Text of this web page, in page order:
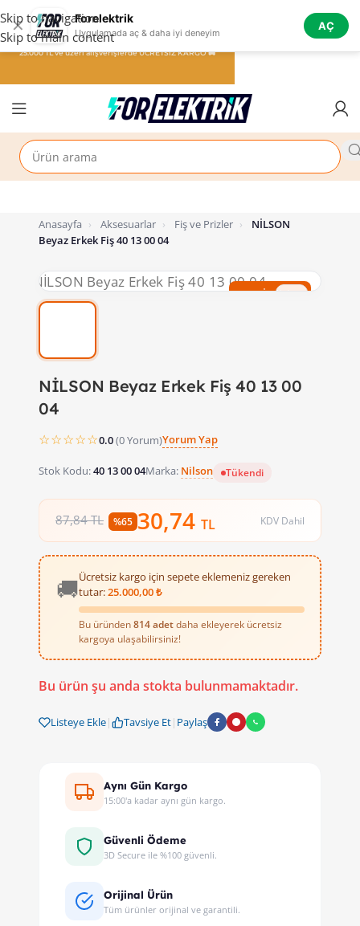
✕ Forelektrik
Uygulamada aç & daha iyi deneyim
AÇ
Skip to navigation
Skip to main content
Anasayfa › Aksesuarlar › Fiş ve Prizler ›
NİLSON
Beyaz Erkek Fiş 40 13 00 04
%65 İndirim
NİLSON Beyaz Erkek Fiş 40 13 00
04
☆☆☆☆☆0.0(0 Yorum)Yorum Yap
Stok Kodu:40 13 00 04Marka: Nilson Tükendi
87,84 TL %65 30,74 TL KDV Dahil
🚚Ücretsiz kargo için sepete eklemeniz gereken
tutar:25.000,00 ₺
Bu üründen 814 adetdaha ekleyerek ücretsiz
kargoya ulaşabilirsiniz!
Bu ürün şu anda stokta bulunmamaktadır.
Listeye Ekle| Tavsiye Et| Paylaş
Aynı Gün Kargo
15:00'a kadar aynı gün kargo.
Güvenli Ödeme
3D Secure ile %100 güvenli.
Orijinal Ürün
Tüm ürünler orijinal ve garantili.
25.000 TL ve üzeri alışverişlerde ÜCRETSİZ KARGO 🚚